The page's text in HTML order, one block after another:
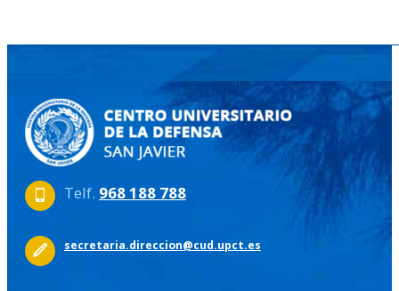
Telf. 968 188 788
secretaria.direccion@cud.upct.es